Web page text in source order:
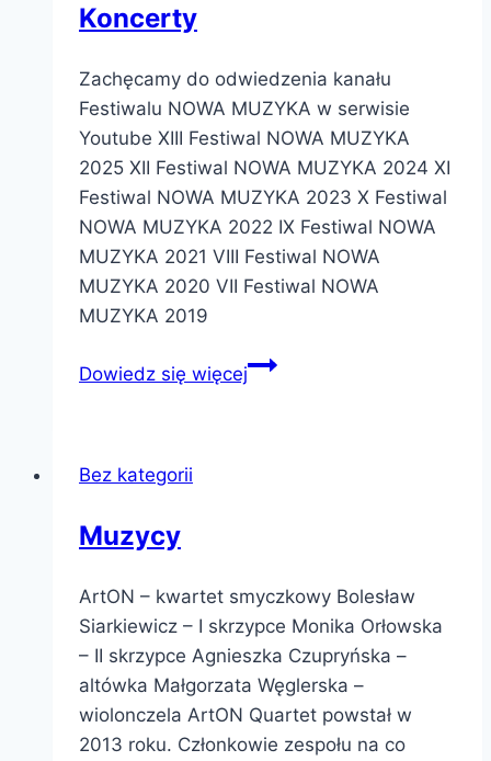
Koncerty
Zachęcamy do odwiedzenia kanału
Festiwalu NOWA MUZYKA w serwisie
Youtube XIII Festiwal NOWA MUZYKA
2025 XII Festiwal NOWA MUZYKA 2024 XI
Festiwal NOWA MUZYKA 2023 X Festiwal
NOWA MUZYKA 2022 IX Festiwal NOWA
MUZYKA 2021 VIII Festiwal NOWA
MUZYKA 2020 VII Festiwal NOWA
MUZYKA 2019
Dowiedz się więcejKoncerty
Bez kategorii
Muzycy
ArtON – kwartet smyczkowy Bolesław
Siarkiewicz – I skrzypce Monika Orłowska
– II skrzypce Agnieszka Czupryńska –
altówka Małgorzata Węglerska –
wiolonczela ArtON Quartet powstał w
2013 roku. Członkowie zespołu na co